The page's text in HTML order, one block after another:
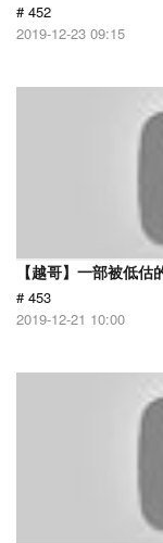
# 452
2019-12-23 09:15
【越哥】一部被低
# 453
2019-12-21 10:00